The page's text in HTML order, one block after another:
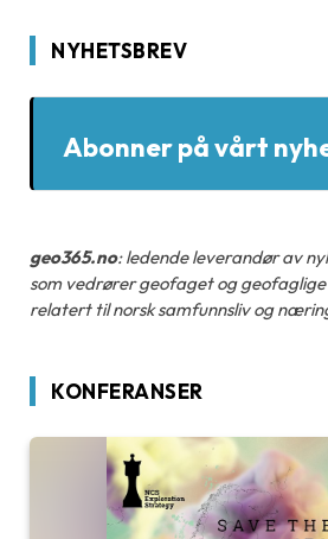
NYHETSBREV
Abonner på vårt
geo365.no: ledende leverandør av
som vedrører geofaget og
relatert til norsk samfunnsliv og
KONFERANSER